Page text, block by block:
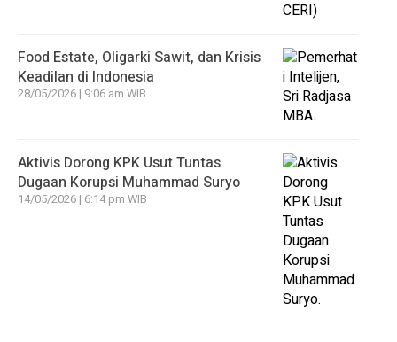
Food Estate, Oligarki Sawit, dan Krisis
Keadilan di Indonesia
28/05/2026 | 9:06 am WIB
Aktivis Dorong KPK Usut Tuntas
Dugaan Korupsi Muhammad Suryo
14/05/2026 | 6:14 pm WIB